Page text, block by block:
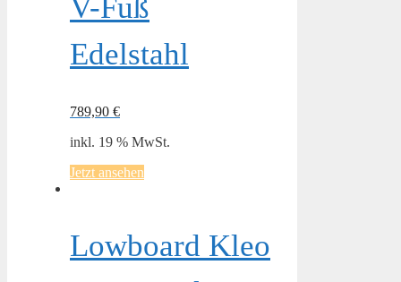
V-Fuß
Edelstahl
789,90 €
inkl. 19 % MwSt.
Jetzt ansehen
Lowboard Kleo